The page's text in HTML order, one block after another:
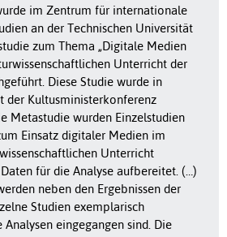
im Zentrum für internationale
an der Technischen Universität
zum Thema „Digitale Medien
Unterricht der
Diese Studie wurde in
der Kultusministerkonferenz
Metastudie wurden Einzelstudien
Einsatz digitaler Medien im
Unterricht
für die Analyse aufbereitet. (…)
neben den Ergebnissen der
Studien exemplarisch
eingegangen sind. Die